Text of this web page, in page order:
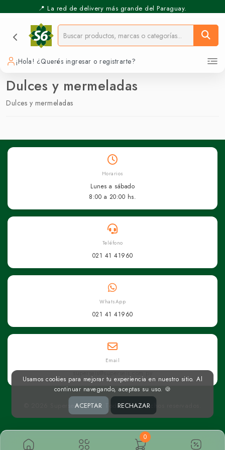
📍 La red de delivery más grande del Paraguay.
¡Hola! ¿Querés ingresar o registrarte?
Dulces y mermeladas
Dulces y mermeladas
0
Horarios
Lunes a sábado
8:00 a 20:00 hs.
Teléfono
021 41 41960
WhatsApp
021 41 41960
Email
superseis@superseis.com.py
© 2026 Superseis Online. Todos los derechos reservados.
Usamos cookies para mejorar tu experiencia en nuestro sitio. Al
continuar navegando, aceptas su uso. 🍪
ACEPTAR RECHAZAR